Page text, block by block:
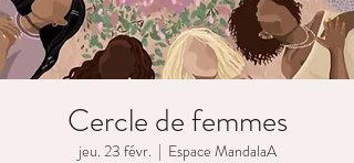
Cercle de femmes
jeu. 23 févr.
  |
Espace MandalaA